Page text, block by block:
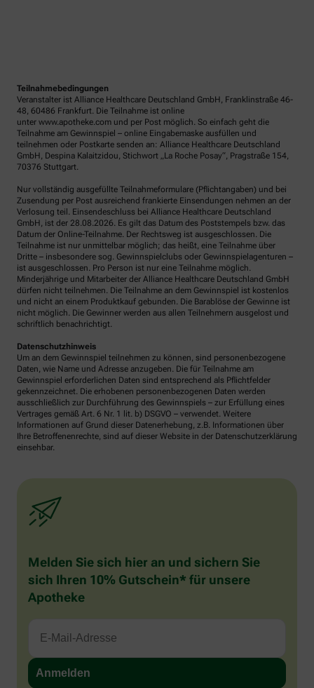
Teilnahmebedingungen
Veranstalter ist Alliance Healthcare Deutschland GmbH, Franklinstraße 46-
48, 60486 Frankfurt. Die Teilnahme ist online
unter www.apotheke.com und per Post möglich. So einfach geht die
Teilnahme am Gewinnspiel – online Eingabemaske ausfüllen und
teilnehmen oder Postkarte senden an: Alliance Healthcare Deutschland
GmbH, Despina Kalaitzidou, Stichwort „La Roche Posay“, Pragstraße 154,
70376 Stuttgart.
Nur vollständig ausgefüllte Teilnahmeformulare (Pflichtangaben) und bei
Zusendung per Post ausreichend frankierte Einsendungen nehmen an der
Verlosung teil. Einsendeschluss bei Alliance Healthcare Deutschland
GmbH, ist der 28.08.2026. Es gilt das Datum des Poststempels bzw. das
Datum der Online-Teilnahme. Der Rechtsweg ist ausgeschlossen. Die
Teilnahme ist nur unmittelbar möglich; das heißt, eine Teilnahme über
Dritte – insbesondere sog. Gewinnspielclubs oder Gewinnspielagenturen –
ist ausgeschlossen. Pro Person ist nur eine Teilnahme möglich.
Minderjährige und Mitarbeiter der Alliance Healthcare Deutschland GmbH
dürfen nicht teilnehmen. Die Teilnahme an dem Gewinnspiel ist kostenlos
und nicht an einem Produktkauf gebunden. Die Barablöse der Gewinne ist
nicht möglich. Die Gewinner werden aus allen Teilnehmern ausgelost und
schriftlich benachrichtigt.
Datenschutzhinweis
Um an dem Gewinnspiel teilnehmen zu können, sind personenbezogene
Daten, wie Name und Adresse anzugeben. Die für Teilnahme am
Gewinnspiel erforderlichen Daten sind entsprechend als Pflichtfelder
gekennzeichnet. Die erhobenen personenbezogenen Daten werden
ausschließlich zur Durchführung des Gewinnspiels – zur Erfüllung eines
Vertrages gemäß Art. 6 Nr. 1 lit. b) DSGVO – verwendet. Weitere
Informationen auf Grund dieser Datenerhebung, z.B. Informationen über
Ihre Betroffenenrechte, sind auf dieser Website in der Datenschutzerklärung
einsehbar.
Melden Sie sich hier an und sichern Sie
sich Ihren 10% Gutschein* für unsere
Apotheke